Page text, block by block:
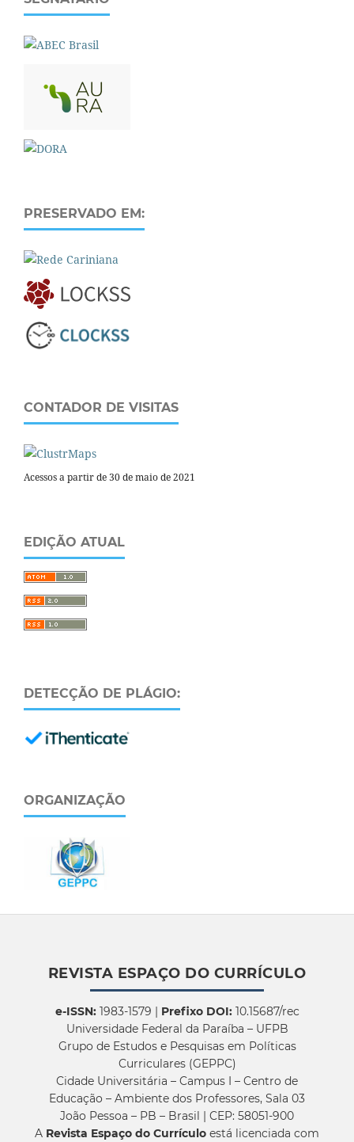
PRESERVADO EM:
CONTADOR DE VISITAS
Acessos a partir de 30 de maio de 2021
EDIÇÃO ATUAL
DETECÇÃO DE PLÁGIO:
ORGANIZAÇÃO
REVISTA ESPAÇO DO CURRÍCULO
e-ISSN:1983-1579 | Prefixo DOI:10.15687/rec
Universidade Federal da Paraíba – UFPB
Grupo de Estudos e Pesquisas em Políticas
Curriculares (GEPPC)
Cidade Universitária – Campus I – Centro de
Educação – Ambiente dos Professores, Sala 03
João Pessoa – PB – Brasil | CEP: 58051-900
A Revista Espaço do Currículo está licenciada com